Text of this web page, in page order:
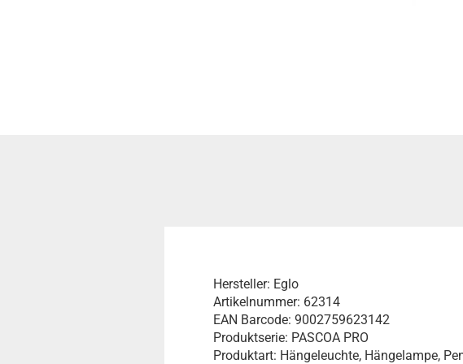
Hersteller: Eglo
Artikelnummer: 62314
EAN Barcode: 9002759623142
Produktserie: PASCOA PRO
Produktart: Hängeleuchte, Hängelampe,